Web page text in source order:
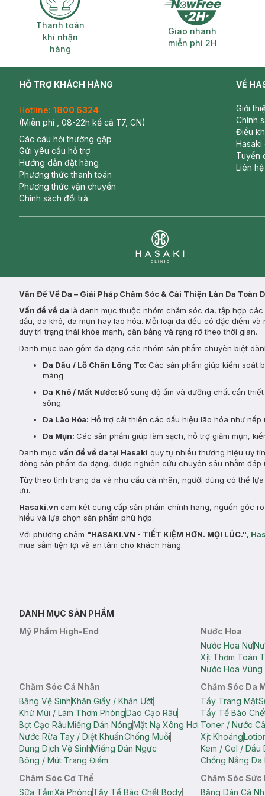
Thanh toán khi nhận hàng
Thanh toán
khi nhận
hàng
Giao nhanh
Giao nhanh
miễn phí 2H
HỖ TRỢ KHÁCH HÀNG
Hotline: 1800 6324
(Miễn phí , 08-22h kể cả T7, CN)
Các câu hỏi thường gặp
Gửi yêu cầu hỗ trợ
Hướng dẫn đặt hàng
Phương thức thanh toán
Phương thức vận chuyển
Chính sách đổi trả
VỀ
Giới
Chính
Điều
Hasaki
Tuyển
Liên hệ
Vấn Đề Về Da – Giải Pháp Chăm Sóc & Cải Thiện Làn Da Toàn
Vấn đề về da là danh mục thuộc nhóm chăm sóc da, tập hợp
dầu, da khô, da mụn hay lão hóa. Mỗi loại da đều có đặc điểm
duy trì trạng thái khỏe mạnh, cân bằng và rạng rỡ theo thời gian.
Danh mục bao gồm đa dạng các nhóm sản phẩm chuyên biệt
Da Dầu / Lỗ Chân Lông To: Các sản phẩm giúp kiểm soát
màng.
Da Khô / Mất Nước: Bổ sung độ ẩm và dưỡng chất cần
sống.
Da Lão Hóa: Hỗ trợ cải thiện các dấu hiệu lão hóa như
Da Mụn: Các sản phẩm giúp làm sạch, hỗ trợ giảm mụn,
Danh mục vấn đề về datại Hasaki quy tụ nhiều thương hiệu uy
dòng sản phẩm đa dạng, được nghiên cứu chuyên sâu nhằm
Tùy theo tình trạng da và nhu cầu cá nhân, người dùng có thể
ưu.
Hasaki.vn cam kết cung cấp sản phẩm chính hãng, nguồn gốc
hiểu và lựa chọn sản phẩm phù hợp.
Với phương châm "HASAKI.VN - TIẾT KIỆM HƠN. MỌI LÚC.",
mua sắm tiện lợi và an tâm cho khách hàng.
DANH MỤC SẢN PHẨM
Mỹ Phẩm High-End
Nước Hoa
Nước Hoa Nữ
Xịt Thơm Toàn
Nước Hoa Vùng
Chăm Sóc Cá Nhân
Băng Vệ SinhKhăn Giấy / Khăn Ướt
Khử Mùi / Làm Thơm PhòngDao Cạo Râu
Bọt Cạo RâuMiếng Dán NóngMặt Nạ Xông Hơi
Nước Rửa Tay / Diệt KhuẩnChống Muỗi
Dung Dịch Vệ SinhMiếng Dán Ngực
Bông / Mút Trang Điểm
Chăm Sóc Da
Tẩy Trang Mặt
Tẩy Tế Bào
Toner / Nước
Xịt Khoáng
Kem / Gel / Dầu
Chống Nắng Da
Chăm Sóc Cơ Thể
Sữa TắmXà PhòngTẩy Tế Bào Chết Body
Chăm Sóc Sức
Băng Dán Cá